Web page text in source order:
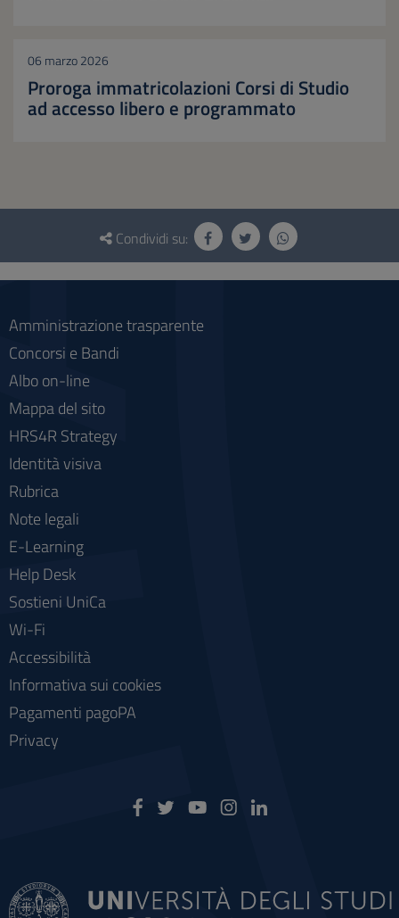
06 marzo 2026
Proroga immatricolazioni Corsi di Studio
ad accesso libero e programmato
Questionario
social
Condividi su:
Amministrazione trasparente
Concorsi e Bandi
Albo on-line
Mappa del sito
HRS4R Strategy
Identità visiva
Rubrica
Note legali
E-Learning
Help Desk
Sostieni UniCa
Wi-Fi
Accessibilità
Informativa sui cookies
Pagamenti pagoPA
Privacy